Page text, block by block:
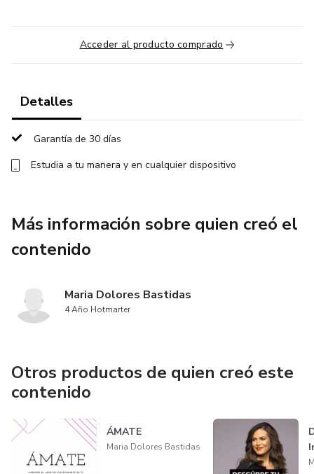
2. Sé la líder de tu vida
3. Una mujer libre y exitosa
4. Mujer visionaria
5. El poder de la influencia
Cada modulo tiene 4 sub módulos, el info producto tiene
Acceder al producto comprado
Detalles
Garantía de 30 días
Estudia a tu manera y en cualquier dispositivo
Más información sobre quien creó el
contenido
Maria Dolores Bastidas
4 Año Hotmarter
Otros productos de quien creó este
contenido
ÁMATE
Maria Dolores Bastidas